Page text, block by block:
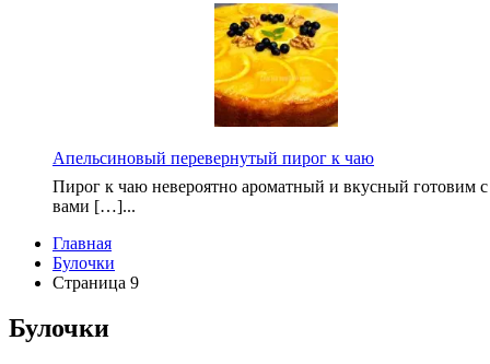
Апельсиновый перевернутый пирог к чаю
Пирог к чаю невероятно ароматный и вкусный готовим с
вами […]...
Главная
Булочки
Страница 9
Булочки